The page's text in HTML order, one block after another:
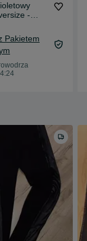
-
Pakietem